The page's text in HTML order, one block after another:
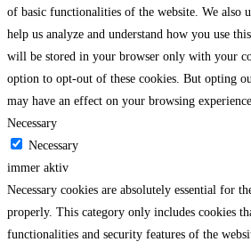
of basic functionalities of the website. We also
help us analyze and understand how you use
will be stored in your browser only with your
option to opt-out of these cookies. But opting
may have an effect on your browsing
Necessary
Necessary
immer aktiv
Necessary cookies are absolutely essential for
properly. This category only includes cookies
functionalities and security features of the